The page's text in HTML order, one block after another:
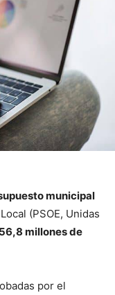
municipal
Local (PSOE, Unidas
56,8 millones de
por el